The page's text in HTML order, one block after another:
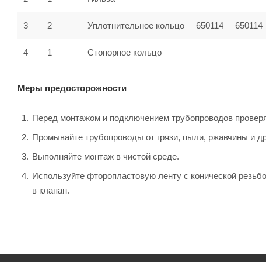
3 2 Уплотнительное кольцо 650114 650114
4 1 Стопорное кольцо — —
Меры предосторожности
Перед монтажом и подключением трубопроводов
Промывайте трубопроводы от грязи, пыли, ржавчины и
Выполняйте монтаж в чистой среде.
Используйте фторопластовую ленту с конической
в клапан.